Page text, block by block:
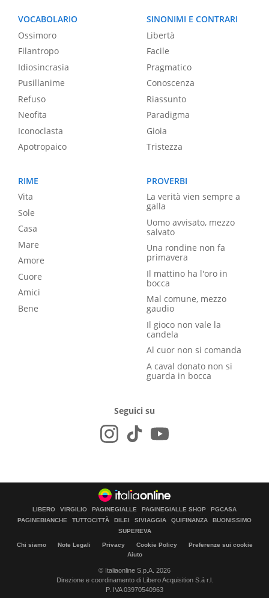
VOCABOLARIO
Ossimoro
Filantropo
Idiosincrasia
Pusillanime
Refuso
Neofita
Iconoclasta
Apotropaico
SINONIMI E CONTRARI
Libertà
Facile
Pragmatico
Conoscenza
Riassunto
Paradigma
Gioia
Tristezza
RIME
Vita
Sole
Casa
Mare
Amore
Cuore
Amici
Bene
PROVERBI
La verità vien sempre a
galla
Uomo avvisato, mezzo
salvato
Una rondine non fa
primavera
Il mattino ha l'oro in
bocca
Mal comune, mezzo
gaudio
Il gioco non vale la
candela
Al cuor non si comanda
A caval donato non si
guarda in bocca
Seguici su
LIBERO VIRGILIO PAGINEGIALLE PAGINEGIALLE SHOP
PGCASA
PAGINEBIANCHE
TUTTOCITTÀ DILEI SIVIAGGIA QUIFINANZA
BUONISSIMO
SUPEREVA
Chi siamo Note Legali Privacy Cookie Policy
Preferenze sui cookie
Aiuto
© Italiaonline S.p.A. 2026
Direzione e coordinamento di Libero Acquisition S.á r.l.
P. IVA 03970540963